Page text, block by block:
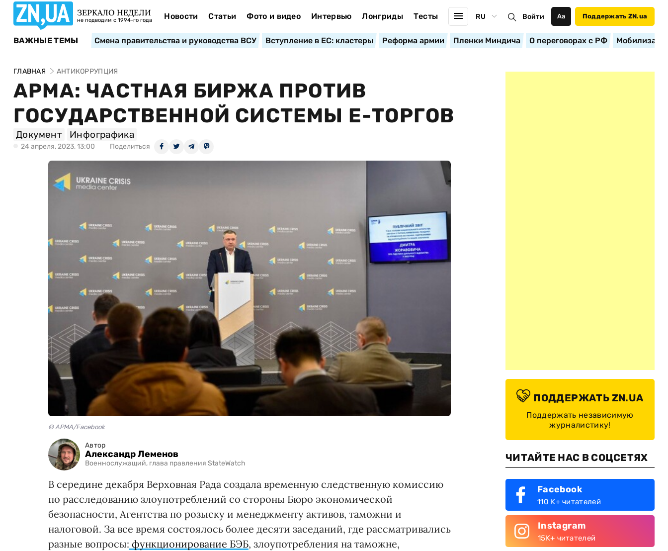
ЗЕРКАЛО НЕДЕЛИ
не подводим с 1994-го года Новости Статьи Фото и видео Интервью Лонгриды Тесты RU Войти Аа Поддержать ZN.ua
ВАЖНЫЕ ТЕМЫ Смена правительства и руководства ВСУ Вступление в ЕС: кластеры Реформа армии Пленки Миндича О переговорах с РФ
ГЛАВНАЯ АНТИКОРРУПЦИЯ
АРМА: ЧАСТНАЯ БИРЖА ПРОТИВ
ГОСУДАРСТВЕННОЙ СИСТЕМЫ Е-ТОРГОВ
Документ Инфографика
24 апреля, 2023, 13:00 Поделиться
© АРМА/Facebook
Автор
Александр Леменов
Военнослужащий, глава правления StateWatch
В середине декабря Верховная Рада создала временную следственную комиссию
по расследованию злоупотреблений со стороны Бюро экономической
безопасности, Агентства по розыску и менеджменту активов, таможни и
налоговой. За все время состоялось более десяти заседаний, где рассматривались
разные вопросы: функционирование БЭБ, злоупотребления на таможне,
ПОДДЕРЖАТЬ ZN.UA
Поддержать независимую
журналистику!
ЧИТАЙТЕ НАС В СОЦСЕТЯХ
Facebook
110 K+ читателей
Instagram
15K+ читателей